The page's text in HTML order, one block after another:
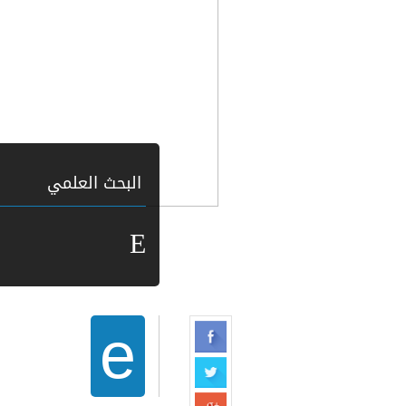
البحث العلمي
E
e